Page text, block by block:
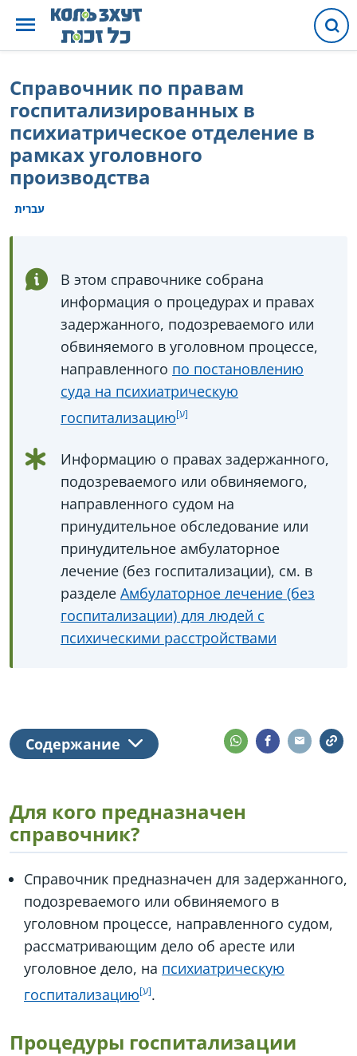
Справочник по правам
госпитализированных в
психиатрическое отделение в
рамках уголовного
производства
עברית
В этом справочнике собрана
информация о процедурах и правах
задержанного, подозреваемого или
обвиняемого в уголовном процессе,
направленного по постановлению
суда на психиатрическую
госпитализацию
Информацию о правах задержанного,
подозреваемого или обвиняемого,
направленного судом на
принудительное обследование или
принудительное амбулаторное
лечение (без госпитализации), см. в
разделе Амбулаторное лечение (без
госпитализации) для людей с
психическими расстройствами
Содержание
Для кого предназначен
справочник?
Справочник предназначен для задержанного,
подозреваемого или обвиняемого в
уголовном процессе, направленного судом,
рассматривающим дело об аресте или
уголовное дело, на психиатрическую
госпитализацию
.
Процедуры госпитализации